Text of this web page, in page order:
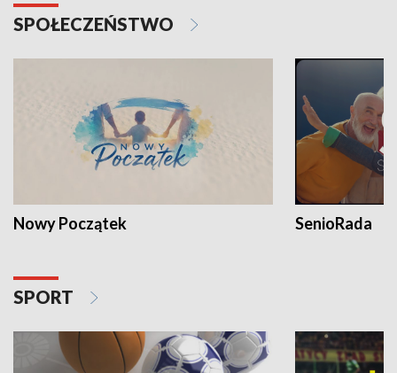
SPOŁECZEŃSTWO
Nowy Początek SenioRada
SPORT